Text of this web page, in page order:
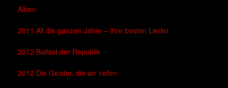
Alben
2011 All die ganzen Jahre – Ihre besten Lieder
2012 Ballast der Republik
2012 Die Geister, die wir riefen